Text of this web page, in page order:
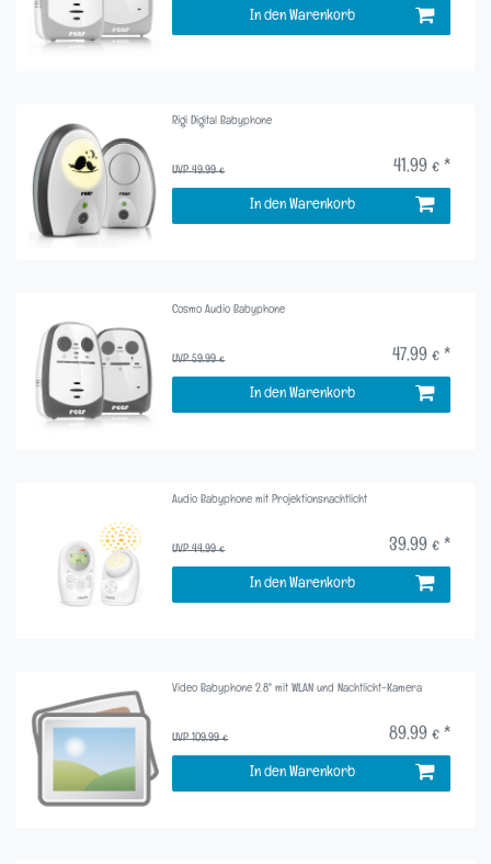
In den Warenkorb
Rigi Digital Babyphone
UVP 49,99 € 41,99 € *
In den Warenkorb
Cosmo Audio Babyphone
UVP 59,99 € 47,99 € *
In den Warenkorb
Audio Babyphone mit Projektionsnachtlicht
UVP 44,99 € 39,99 € *
In den Warenkorb
Video Babyphone 2.8" mit WLAN und Nachtlicht-Kamera
UVP 109,99 € 89,99 € *
In den Warenkorb